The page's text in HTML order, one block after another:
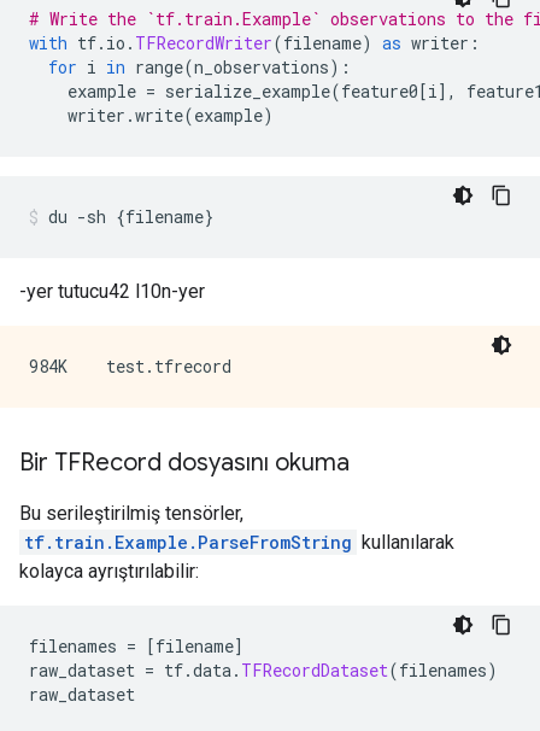
# Write the `tf.train.Example` observations to the
with tf. io . TFRecordWriter(filename) as writer :
for i in range(n_observations):
example = serialize_example(feature0[i],
writer .write(example)
du -sh {filename}
-yer tutucu42 l10n-yer
Bir TFRecord dosyasını okuma
Bu serileştirilmiş tensörler,
tf.train.Example.ParseFromString kullanılarak
kolayca ayrıştırılabilir:
filenames = [filename]
raw_dataset = tf.data. TFRecordDataset(filenames)
raw_dataset